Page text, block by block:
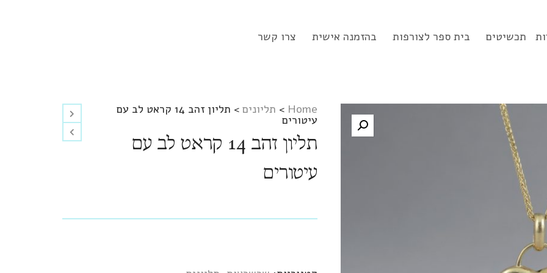
תכשיטים בית ספר לצורפות בהזמנה אישית צרו קשר
Home
> תליונים > תליון זהב 14 קראט לב עם
עיטורים
תליון זהב 14 קראט לב עם
עיטורים